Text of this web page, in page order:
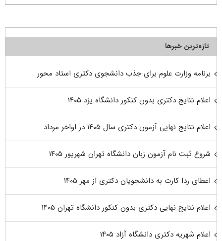
تازه‌ترین خبرها
برنامه وزارت علوم برای جذب دانشجوی دکتری استاد محور
اعلام نتایج دکتری بدون کنکور دانشگاه یزد ۱۴۰۵
اعلام نتایج نهایی آزمون دکتری سال ۱۴۰۵ در اواخر مرداد
شروع ثبت نام آزمون زبان دانشگاه تهران شهریور ۱۴۰۵
اعطای ردا کارت به دانشجویان دکتری از مهر ۱۴۰۵
اعلام نتایج نهایی دکتری بدون کنکور دانشگاه تهران ۱۴۰۵
اعلام شهریه دکتری دانشگاه آزاد ۱۴۰۵